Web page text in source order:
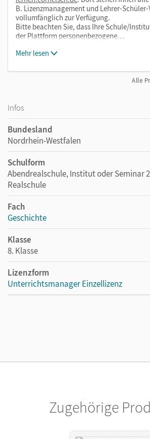
B. Lizenzmanagement und Lehrer-
vollumfänglich zur Verfügung.
Bitte beachten Sie, dass Ihre Schule/
der Plattform personenbezogene…
Mehr lesen
Alle
Infos
Bundesland
Nordrhein-Westfalen
Schulform
Abendrealschule, Institut oder Seminar
Realschule
Fach
Geschichte
Klasse
8. Klasse
Lizenzform
Unterrichtsmanager Einzellizenz
Unterrichtsmanagers solange das
Zugehörige